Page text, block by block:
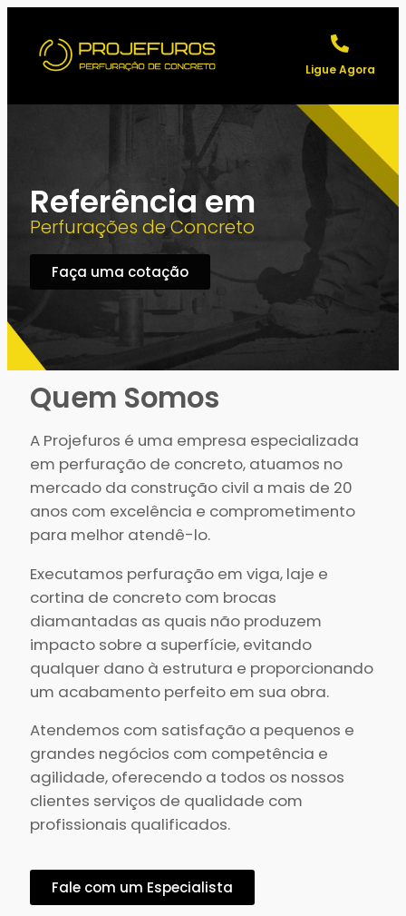
Ligue Agora
Referência em
Perfurações de Concreto
Faça uma cotação
Quem Somos
A Projefuros é uma empresa especializada
em perfuração de concreto, atuamos no
mercado da construção civil a mais de 20
anos com excelência e comprometimento
para melhor atendê-lo.
Executamos perfuração em viga, laje e
cortina de concreto com brocas
diamantadas as quais não produzem
impacto sobre a superfície, evitando
qualquer dano à estrutura e proporcionando
um acabamento perfeito em sua obra.
Atendemos com satisfação a pequenos e
grandes negócios com competência e
agilidade, oferecendo a todos os nossos
clientes serviços de qualidade com
profissionais qualificados.
Fale com um Especialista